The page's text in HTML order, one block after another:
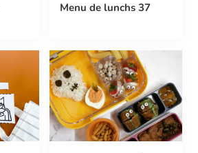
Menu de lunchs 37